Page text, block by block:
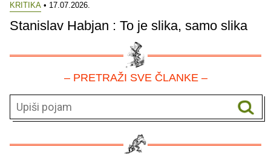
KRITIKA • 17.07.2026.
Stanislav Habjan : To je slika, samo slika
– PRETRAŽI SVE ČLANKE –